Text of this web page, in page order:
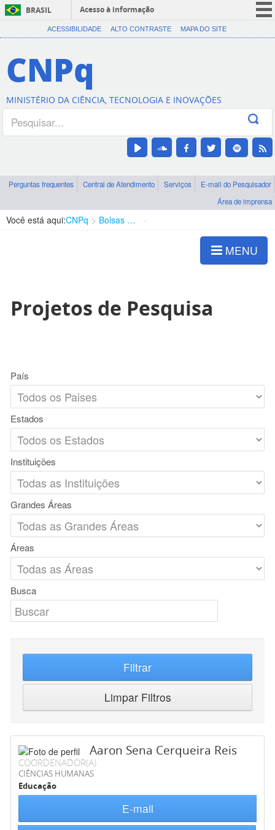
BRASIL
Acesso à informação
CORONAVÍRUS (COVID-19)
Canais
ACESSIBILIDADE ALTO CONTRASTE MAPA DO SITE
CNPq
MINISTÉRIO DA CIÊNCIA, TECNOLOGIA E INOVAÇÕES
Perguntas frequentes Central de Atendimento Serviços
E-mail do Pesquisador
Área de imprensa
Você está aqui:CNPq Bolsas e Auxílios Vigentes
MENU
Projetos de Pesquisa
País
Estados
Instituições
Grandes Áreas
Áreas
Busca
Filtrar
Limpar Filtros
Aaron Sena Cerqueira Reis
COORDENADOR(A)
CIÊNCIAS HUMANAS
Educação
E-mail